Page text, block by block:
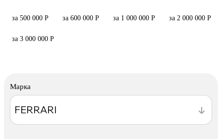
за 500 000 Р за 600 000 Р за 1 000 000 Р за 2 000 000 Р
за 3 000 000 Р
Марка